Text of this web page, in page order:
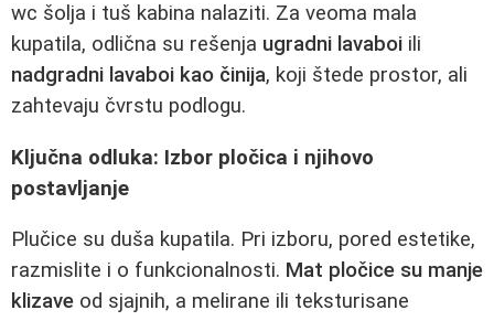
wc šolja i tuš kabina nalaziti. Za veoma mala
kupatila, odlična su rešenja ugradni lavaboi ili
nadgradni lavaboi kao činija, koji štede prostor, ali
zahtevaju čvrstu podlogu.
Ključna odluka: Izbor pločica i njihovo
postavljanje
Plučice su duša kupatila. Pri izboru, pored estetike,
razmislite i o funkcionalnosti. Mat pločice su manje
klizave od sjajnih, a melirane ili teksturisane